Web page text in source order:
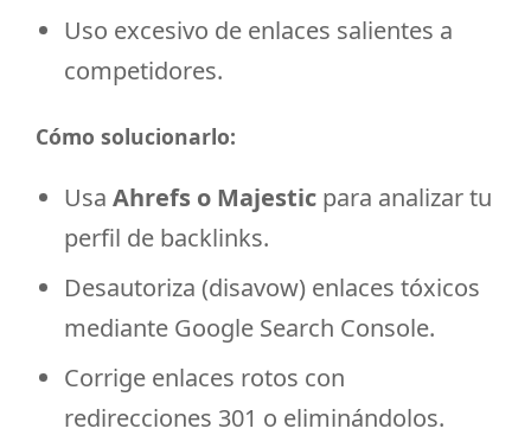
Uso excesivo de enlaces salientes a
competidores.
Cómo solucionarlo:
Usa Ahrefs o Majestic para analizar tu
perfil de backlinks.
Desautoriza (disavow) enlaces tóxicos
mediante Google Search Console.
Corrige enlaces rotos con
redirecciones 301 o eliminándolos.